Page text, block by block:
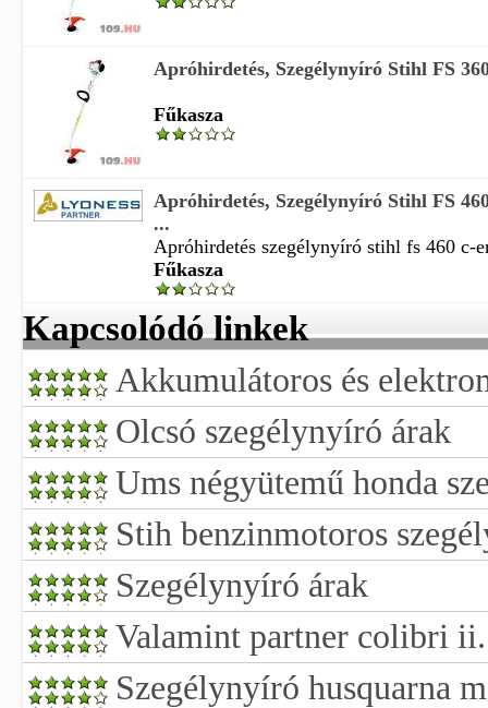
Apróhirdetés, Szegélynyíró Stihl FS
Fűkasza
Apróhirdetés, Szegélynyíró Stihl FS
...
Apróhirdetés szegélynyíró stihl fs 460 c-
Fűkasza
Kapcsolódó linkek
Akkumulátoros és
Olcsó szegélynyíró árak
Ums négyütemű honda
Stih benzinmotoros
Szegélynyíró árak
Valamint partner colibri
Szegélynyíró husquarna